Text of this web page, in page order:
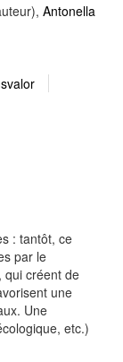
Antonella
: tantôt, ce
par le
qui créent de
une
Une
etc.)